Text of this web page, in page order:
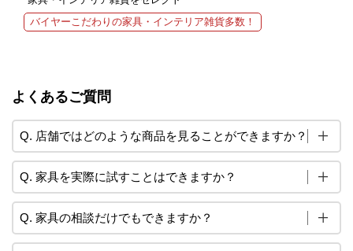
バイヤーこだわりの家具・インテリア雑貨多数！
よくあるご質問
Q. 店舗ではどのような商品を見ることができますか？
Q. 家具を実際に試すことはできますか？
Q. 家具の相談だけでもできますか？